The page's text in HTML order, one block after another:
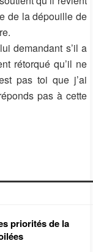
de la dépouille de
demandant s’il a
rétorqué qu’il ne
pas toi que j’ai
pas à cette
priorités de la